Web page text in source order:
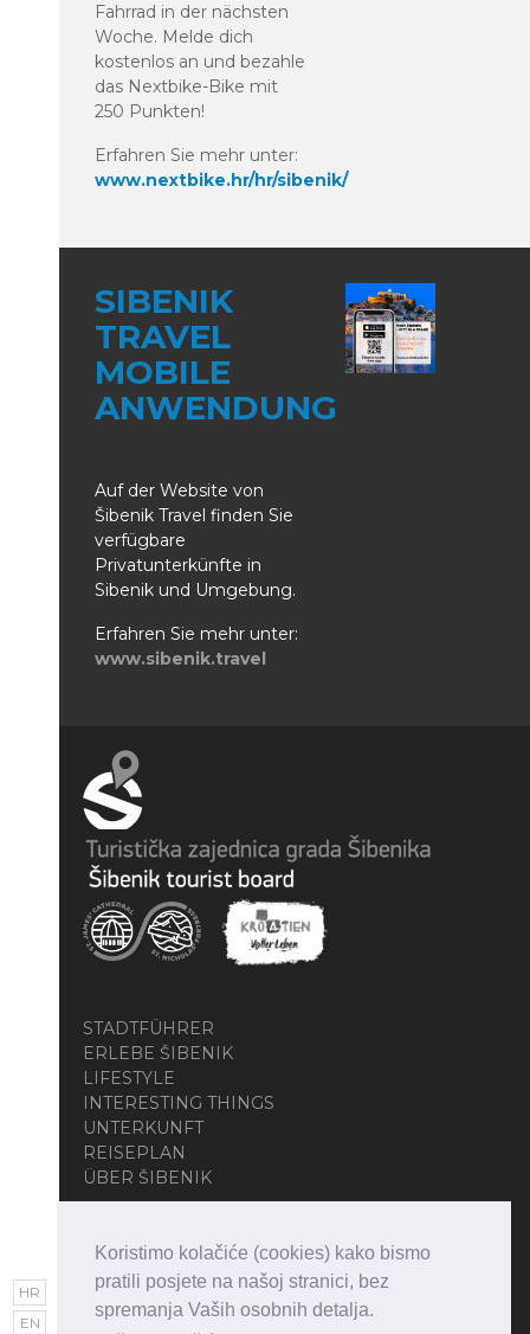
Koristimo kolačiće (cookies) kako bismo
pratili posjete na našoj stranici, bez
spremanja Vaših osobnih detalja.
HR
EN
Fahrrad in der nächsten
Woche. Melde dich
kostenlos an und bezahle
das Nextbike-Bike mit
250 Punkten!
Erfahren Sie mehr unter:
www.nextbike.hr/hr/sibenik/
SIBENIK
TRAVEL
MOBILE
ANWENDUNG
Auf der Website von
Šibenik Travel finden Sie
verfügbare
Privatunterkünfte in
Sibenik und Umgebung.
Erfahren Sie mehr unter:
www.sibenik.travel
STADTFÜHRER
ERLEBE ŠIBENIK
LIFESTYLE
INTERESTING THINGS
UNTERKUNFT
REISEPLAN
ÜBER ŠIBENIK